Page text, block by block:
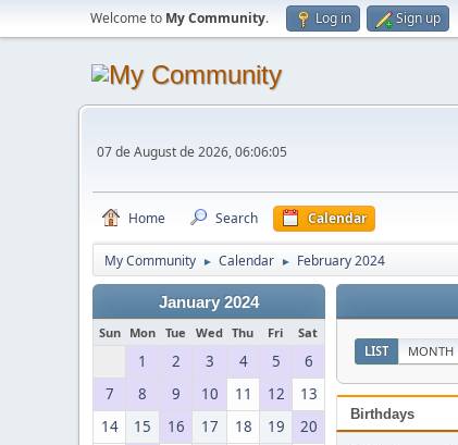
Welcome to My Community. Log in Sign up
07 de August de 2026, 06:06:05
Home Search Calendar
My Community ► Calendar ► February 2024
January 2024
Sun Mon Tue Wed Thu Fri Sat
1 2 3 4 5
6
7
8 9 10 11 12
13
14
15 16 17 18 19
20
LIST MONTH
Birthdays